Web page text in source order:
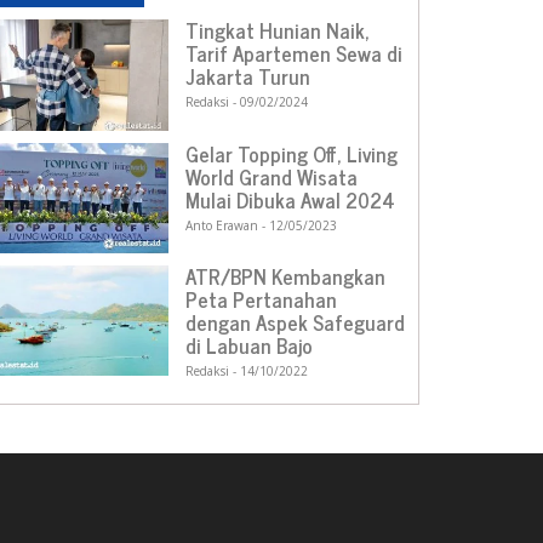
Tingkat Hunian Naik,
Tarif Apartemen Sewa di
Jakarta Turun
Redaksi 09/02/2024
Gelar Topping Off, Living
World Grand Wisata
Mulai Dibuka Awal 2024
Anto Erawan 12/05/2023
ATR/BPN Kembangkan
Peta Pertanahan
dengan Aspek Safeguard
di Labuan Bajo
Redaksi 14/10/2022